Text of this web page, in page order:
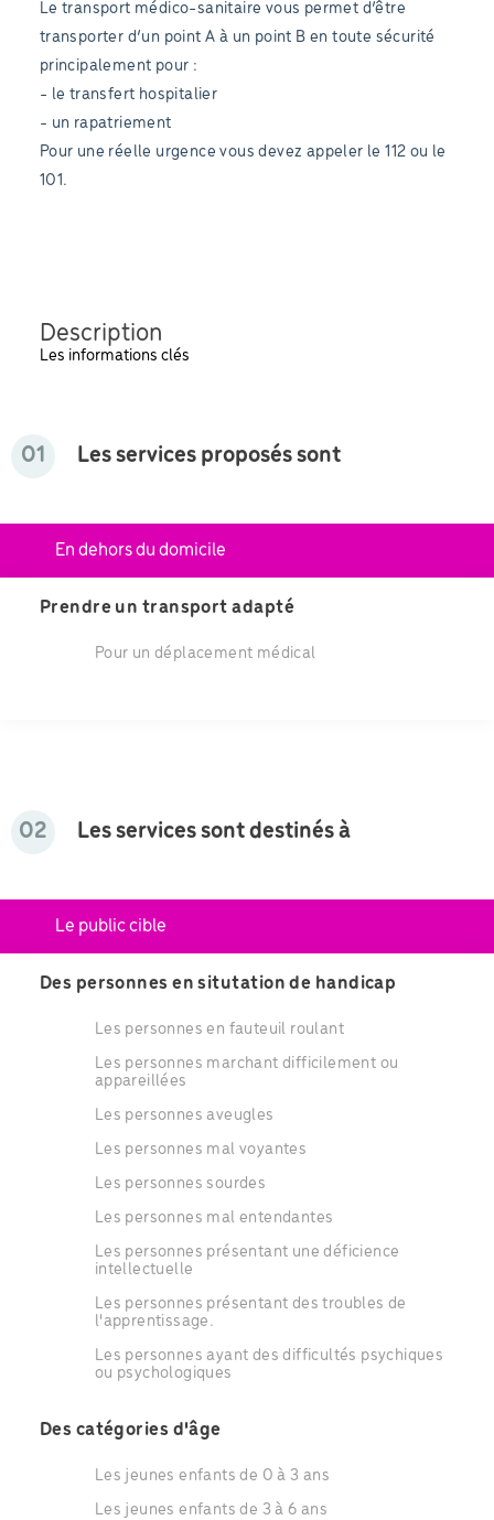
Le transport médico-sanitaire vous permet d’être
transporter d’un point A à un point B en toute sécurité
principalement pour :
- le transfert hospitalier
- un rapatriement
Pour une réelle urgence vous devez appeler le 112 ou le
101.
Description
Les informations clés
01 Les services proposés sont
En dehors du domicile
Prendre un transport adapté
Pour un déplacement médical
02 Les services sont destinés à
Le public cible
Des personnes en situtation de handicap
Les personnes en fauteuil roulant
Les personnes marchant difficilement ou
appareillées
Les personnes aveugles
Les personnes mal voyantes
Les personnes sourdes
Les personnes mal entendantes
Les personnes présentant une déficience
intellectuelle
Les personnes présentant des troubles de
l'apprentissage.
Les personnes ayant des difficultés psychiques
ou psychologiques
Des catégories d'âge
Les jeunes enfants de 0 à 3 ans
Les jeunes enfants de 3 à 6 ans